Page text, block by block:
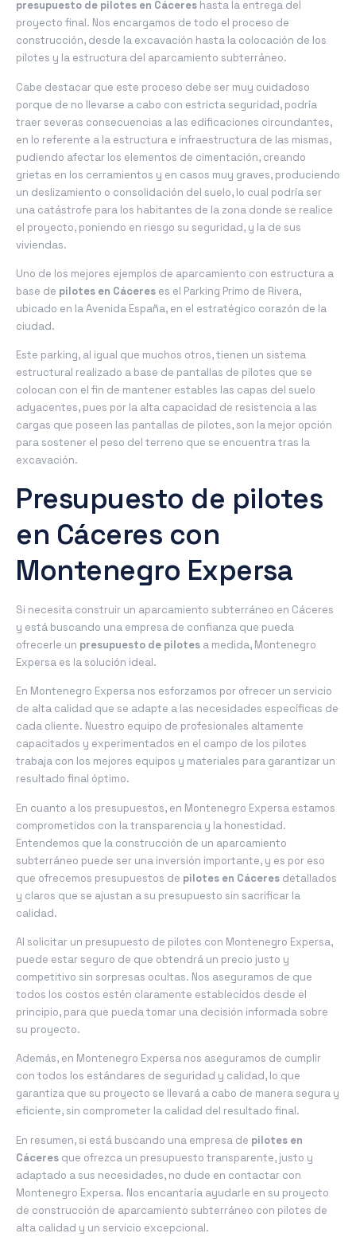
presupuesto de pilotes en Cáceres hasta la entrega del
proyecto final. Nos encargamos de todo el proceso de
construcción, desde la excavación hasta la colocación de los
pilotes y la estructura del aparcamiento subterráneo.
Cabe destacar que este proceso debe ser muy cuidadoso
porque de no llevarse a cabo con estricta seguridad, podría
traer severas consecuencias a las edificaciones circundantes,
en lo referente a la estructura e infraestructura de las mismas,
pudiendo afectar los elementos de cimentación, creando
grietas en los cerramientos y en casos muy graves, produciendo
un deslizamiento o consolidación del suelo, lo cual podría ser
una catástrofe para los habitantes de la zona donde se realice
el proyecto, poniendo en riesgo su seguridad, y la de sus
viviendas.
Uno de los mejores ejemplos de aparcamiento con estructura a
base de pilotes en Cáceres es el Parking Primo de Rivera,
ubicado en la Avenida España, en el estratégico corazón de la
ciudad.
Este parking, al igual que muchos otros, tienen un sistema
estructural realizado a base de pantallas de pilotes que se
colocan con el fin de mantener estables las capas del suelo
adyacentes, pues por la alta capacidad de resistencia a las
cargas que poseen las pantallas de pilotes, son la mejor opción
para sostener el peso del terreno que se encuentra tras la
excavación.
Presupuesto de pilotes
en Cáceres con
Montenegro Expersa
Si necesita construir un aparcamiento subterráneo en Cáceres
y está buscando una empresa de confianza que pueda
ofrecerle un presupuesto de pilotes a medida, Montenegro
Expersa es la solución ideal.
En Montenegro Expersa nos esforzamos por ofrecer un servicio
de alta calidad que se adapte a las necesidades específicas de
cada cliente. Nuestro equipo de profesionales altamente
capacitados y experimentados en el campo de los pilotes
trabaja con los mejores equipos y materiales para garantizar un
resultado final óptimo.
En cuanto a los presupuestos, en Montenegro Expersa estamos
comprometidos con la transparencia y la honestidad.
Entendemos que la construcción de un aparcamiento
subterráneo puede ser una inversión importante, y es por eso
que ofrecemos presupuestos de pilotes en Cáceres detallados
y claros que se ajustan a su presupuesto sin sacrificar la
calidad.
Al solicitar un presupuesto de pilotes con Montenegro Expersa,
puede estar seguro de que obtendrá un precio justo y
competitivo sin sorpresas ocultas. Nos aseguramos de que
todos los costos estén claramente establecidos desde el
principio, para que pueda tomar una decisión informada sobre
su proyecto.
Además, en Montenegro Expersa nos aseguramos de cumplir
con todos los estándares de seguridad y calidad, lo que
garantiza que su proyecto se llevará a cabo de manera segura y
eficiente, sin comprometer la calidad del resultado final.
En resumen, si está buscando una empresa de pilotes en
Cáceres que ofrezca un presupuesto transparente, justo y
adaptado a sus necesidades, no dude en contactar con
Montenegro Expersa. Nos encantaría ayudarle en su proyecto
de construcción de aparcamiento subterráneo con pilotes de
alta calidad y un servicio excepcional.